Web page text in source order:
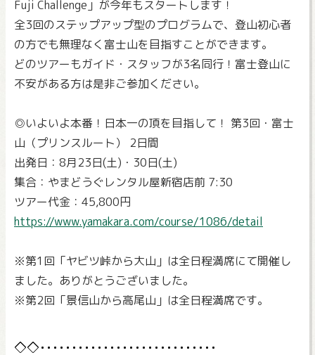
Fuji Challenge」が今年もスタートします！
全3回のステップアップ型のプログラムで、登山初心者
の方でも無理なく富士山を目指すことができます。
どのツアーもガイド・スタッフが3名同行！富士登山に
不安がある方は是非ご参加ください。
◎いよいよ本番！日本一の頂を目指して！ 第3回・富士
山（プリンスルート） 2日間
出発日：8月23日(土)・30日(土)
集合：やまどうぐレンタル屋新宿店前 7:30
ツアー代金：45,800円
https://www.yamakara.com/course/1086/detail
※第1回「ヤビツ峠から大山」は全日程満席にて開催し
ました。ありがとうございました。
※第2回「景信山から高尾山」は全日程満席です。